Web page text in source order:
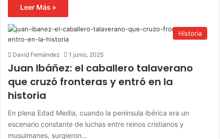
Leer Más »
Historia
David Fernández 1 junio, 2025
Juan Ibáñez: el caballero talaverano
que cruzó fronteras y entró en la
historia
En plena Edad Media, cuando la península ibérica era un
escenario constante de luchas entre reinos cristianos y
musulmanes, surgieron…